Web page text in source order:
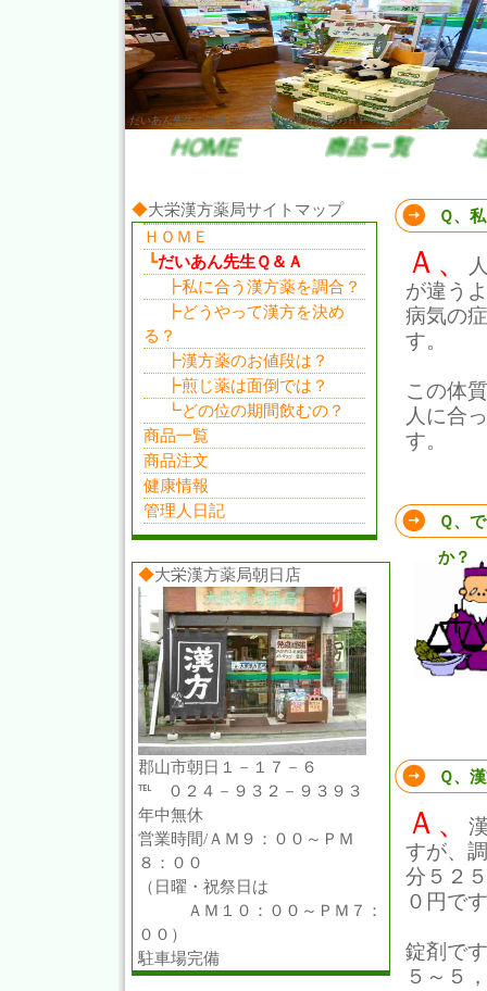
だいあん先生の健康サイト。大栄漢方薬局のＨＰへようこそ。
Ｑ、
Ａ、
が違う
病気の
す。
この体
人に合
す。
Ｑ、
か？
Ｑ、
Ａ、
すが、
分５２
０円で
錠剤で
５～５
◆大栄漢方薬局サイトマップ
ＨＯＭＥ
┗だいあん先生Ｑ＆Ａ
┣私に合う漢方薬を調合？
┣どうやって漢方を決め
る？
┣漢方薬のお値段は？
┣煎じ薬は面倒では？
┗どの位の期間飲むの？
商品一覧
商品注文
健康情報
管理人日記
◆大栄漢方薬局朝日店
郡山市朝日１－１７－６
℡ ０２４－９３２－９３９３
年中無休
営業時間/ＡＭ９：００～ＰＭ
８：００
（日曜・祝祭日は
ＡＭ１０：００～ＰＭ７：
００）
駐車場完備